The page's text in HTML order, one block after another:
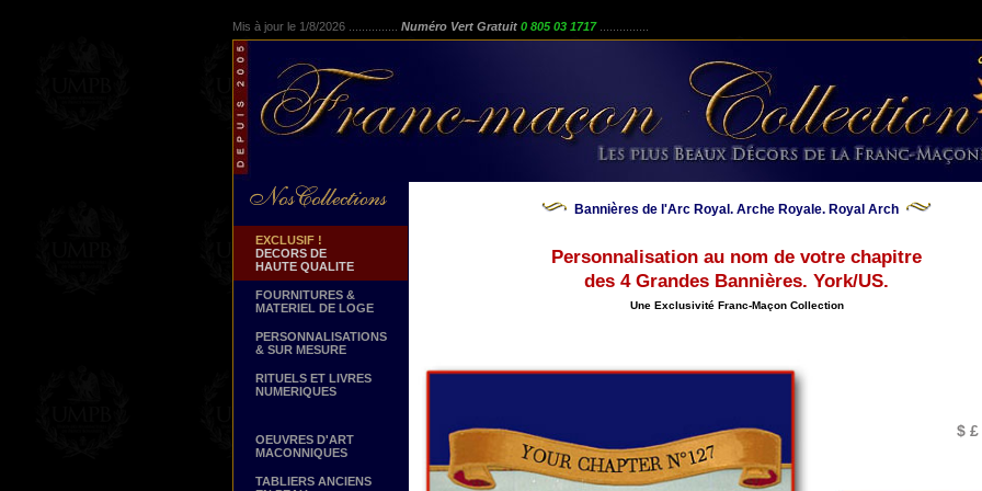
Mis à jour le 1/8/2026 ............... Numéro Vert Gratuit 0 805 03 1717
EXCLUSIF !
DECORS DE
HAUTE QUALITE
FOURNITURES &
MATERIEL DE LOGE
PERSONNALISATIONS
& SUR MESURE
RITUELS ET LIVRES
NUMERIQUES
OEUVRES D'ART
MACONNIQUES
TABLIERS ANCIENS
Bannières de l'Arc Royal. Arche Royale. Royal Arch
Personnalisation au nom de votre chapitre
des 4 Grandes Bannières. York/US.
Une Exclusivité Franc-Maçon Collection
$ £